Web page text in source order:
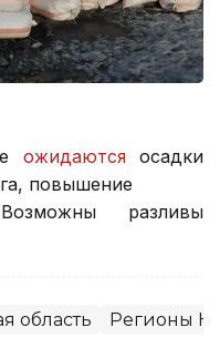
ожидаютсяосадки
повышение
разливы
область Регионы